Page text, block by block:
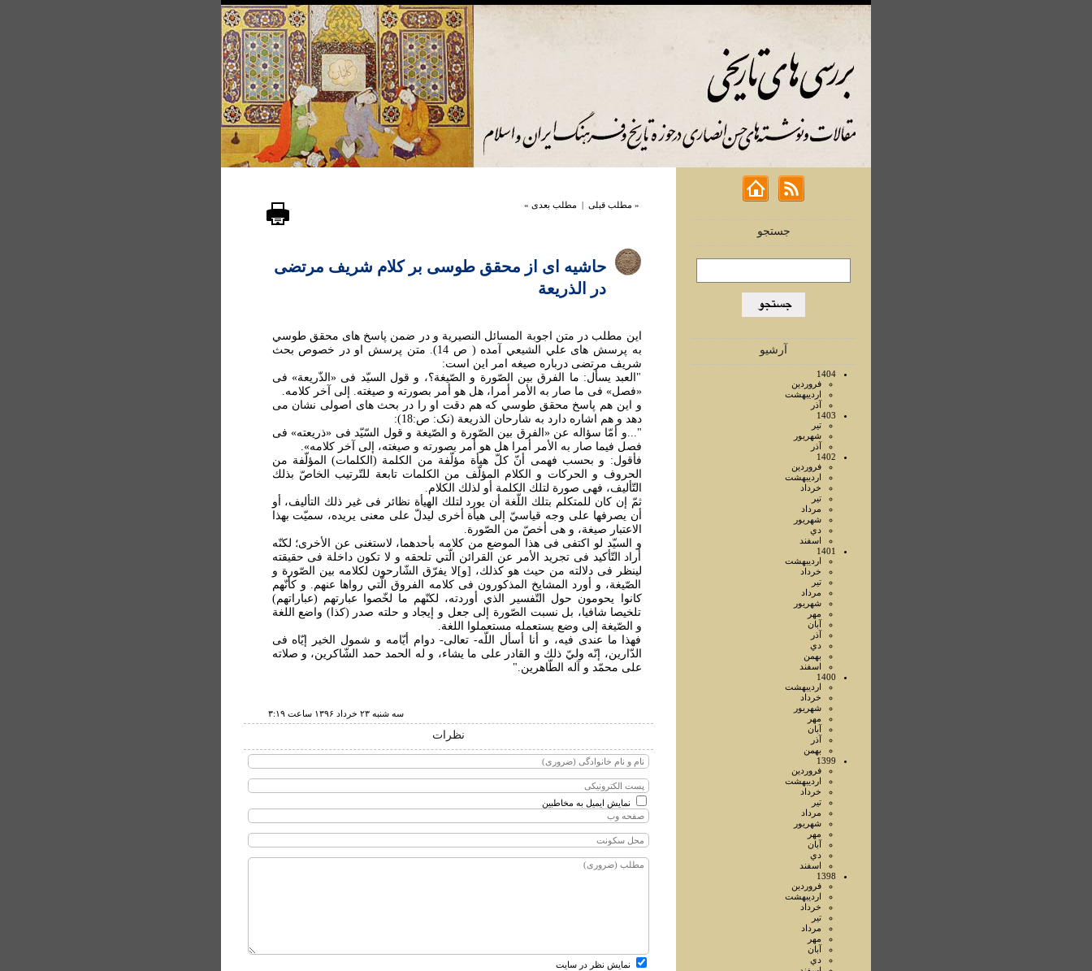
جستجو
آرشیو
1404
فروردين
ارديبهشت
آذر
1403
تير
شهريور
آذر
1402
فروردين
ارديبهشت
خرداد
تير
مرداد
شهريور
دي
اسفند
1401
ارديبهشت
خرداد
تير
مرداد
شهريور
مهر
آبان
آذر
دي
بهمن
اسفند
1400
ارديبهشت
خرداد
شهريور
مهر
آبان
آذر
بهمن
1399
فروردين
ارديبهشت
خرداد
تير
مرداد
شهريور
مهر
آبان
دي
اسفند
1398
فروردين
ارديبهشت
خرداد
تير
مرداد
مهر
آبان
دي
« مطلب قبلی | مطلب بعدی »
حاشیه ای از محقق طوسی بر کلام شریف مرتضی
در الذريعة
این مطلب در متن اجوبة المسائل النصيرية و در ضمن پاسخ های محقق طوسي
به پرسش های علي الشيعي آمده ( ص 14). متن پرسش او در خصوص بحث
شريف مرتضی درباره صيغه امر اين است:
"العبد يسأل: ما الفرق بين الصّورة و الصّيغة؟، و قول السيّد فى «الذّريعة» فى
«فصل» فى ما صار به الأمر أمرا، هل هو أمر بصورته و صيغته. إلى آخر كلامه‏.
و این هم پاسخ محقق طوسي که هم دقت او را در بحث های اصولی نشان می
دهد و هم اشاره دارد به شارحان الذريعة (نک: ص:18):
"...و أمّا سؤاله عن «الفرق بين الصّورة و الصّيغة و قول السّيّد فى «ذريعته» فى
فصل فيما صار به الأمر أمرا هل هو أمر بصورته و صيغته، إلى آخر كلامه».
فأقول: و بحسب فهمى أنّ كلّ هيأة مؤلّفة من الكلمة (الکلمات) المؤلّفة من
الحروف و الحركات و الكلام المؤلّف من الكلمات تابعة للتّرتيب الخاصّ بذلك
التّأليف، فهى صورة لتلك الكلمة أو لذلك الكلام.
ثمّ إن كان للمتكلم بتلك اللّغة أن يورد لتلك الهيأة نظائر فى غير ذلك التأليف، أو
أن يصرفها على وجه قياسيّ إلى هيأة أخرى ليدلّ على معنى يريده، سميّت بهذا
الاعتبار صيغة، و هى أخصّ من الصّورة.
و السيّد لو اكتفى فى هذا الموضع من كلامه بأحدهما، لاستغنى عن الأخرى؛ لكنّه
أراد التّأكيد فى تجريد الأمر عن القرائن الّتي تلحقه و لا تكون داخلة فى حقيقته
لينظر فى دلالته من حيث هو كذلك، [و]لا يفرّق الشّارحون لكلامه بين الصّورة و
الصّيغة، و أورد المشايخ المذكورون فى كلامه الفروق الّتي رواها عنهم. و كأنّهم
كانوا يحومون حول التّفسير الذي أوردته، لكنّهم ما لخّصوا عبارتهم (عباراتهم)
تلخيصا شافيا، بل نسبت الصّورة إلى جعل و إيجاد و حلته صدر (کذا) واضع اللغة
و الصّيغة إلى وضع يستعمله مستعملوا اللغة.
فهذا ما عندى فيه، و أنا أسأل اللّه- تعالى- دوام أيّامه و شمول الخير إيّاه فى
الدّارين، إنّه وليّ ذلك و القادر على ما يشاء، و له الحمد حمد الشّاكرين، و صلاته
على محمّد و آله الطّاهرين."
سه شنبه ۲۳ خرداد ۱۳۹۶ ساعت ۳:۱۹
نظرات
نمایش ایمیل به مخاطبین
نمایش نظر در سایت